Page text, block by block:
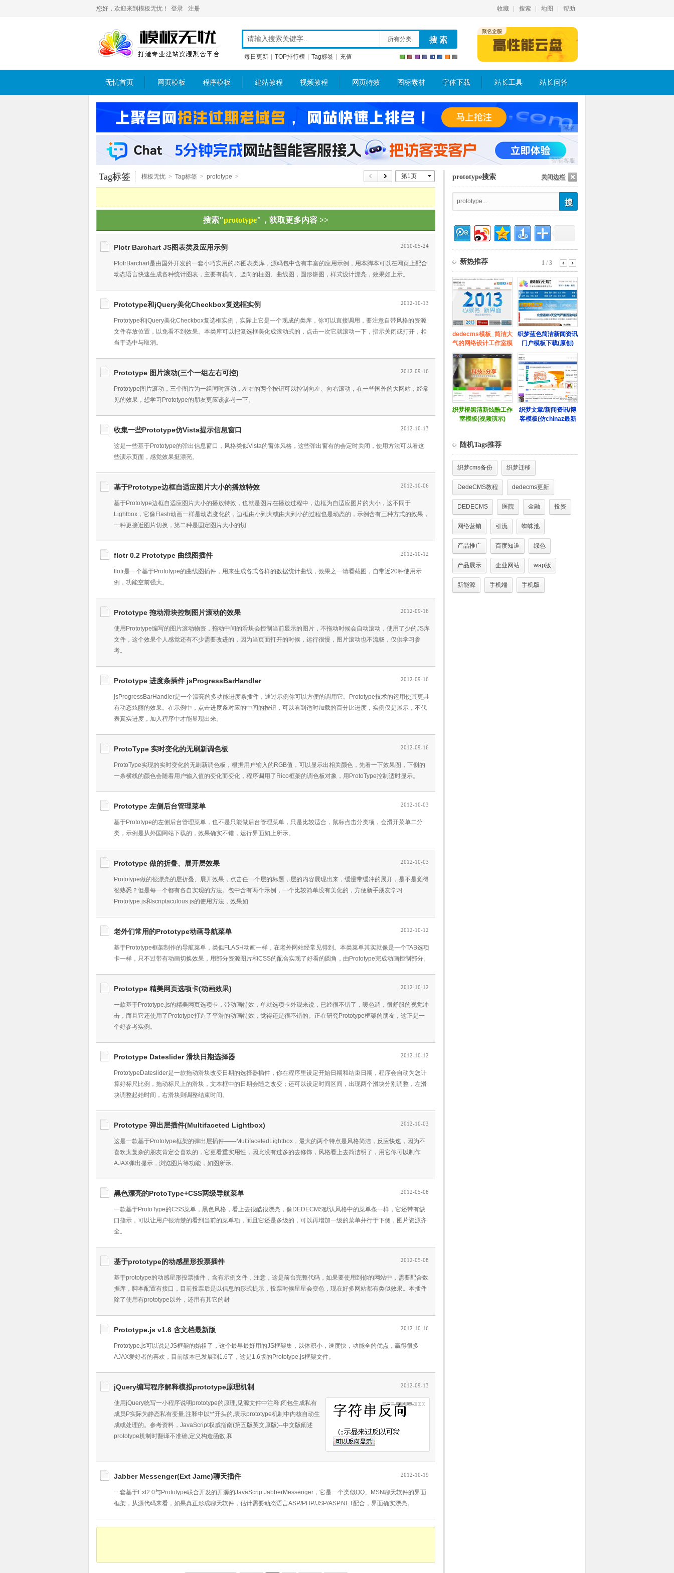
您好，欢迎来到模板无忧！ 登录 注册 收藏 搜索 地图 帮助
所有分类
每日更新 TOP排行榜 Tag标签 充值
无忧首页 网页模板 程序模板 建站教程 视频教程 网页特效 图标素材 字体下载 站长工具 站长问答
域名
智能客服
关闭边栏
Tag标签 模板无忧 > Tag标签 > prototype > 第1页
搜索"prototype"，获取更多内容 >>
Plotr Barchart JS图表类及应用示例 2010-05-24
PlotrBarchart是由国外开发的一套小巧实用的JS图表类库，源码包中含有丰富的应用示例，用本脚本可以在网页上配合
动态语言快速生成各种统计图表，主要有横向、竖向的柱图、曲线图，圆形饼图，样式设计漂亮，效果如上示。
Prototype和jQuery美化Checkbox复选框实例 2012-10-13
Prototype和jQuery美化Checkbox复选框实例，实际上它是一个现成的类库，你可以直接调用，要注意自带风格的资源
文件存放位置，以免看不到效果。本类库可以把复选框美化成滚动式的，点击一次它就滚动一下，指示关闭或打开，相
当于选中与取消。
Prototype 图片滚动(三个一组左右可控) 2012-09-16
Prototype图片滚动，三个图片为一组同时滚动，左右的两个按钮可以控制向左、向右滚动，在一些国外的大网站，经常
见的效果，想学习Prototype的朋友更应该参考一下。
收集一些Prototype仿Vista提示信息窗口 2012-10-13
这是一些基于Prototype的弹出信息窗口，风格类似Vista的窗体风格，这些弹出窗有的会定时关闭，使用方法可以看这
些演示页面，感觉效果挺漂亮。
基于Prototype边框自适应图片大小的播放特效 2012-10-06
基于Prototype边框自适应图片大小的播放特效，也就是图片在播放过程中，边框为自适应图片的大小，这不同于
Lightbox，它像Flash动画一样是动态变化的，边框由小到大或由大到小的过程也是动态的，示例含有三种方式的效果，
一种更接近图片切换，第二种是固定图片大小的切
flotr 0.2 Prototype 曲线图插件 2012-10-12
flotr是一个基于Prototype的曲线图插件，用来生成各式各样的数据统计曲线，效果之一请看截图，自带近20种使用示
例，功能空前强大。
Prototype 拖动滑块控制图片滚动的效果 2012-09-16
使用Prototype编写的图片滚动物资，拖动中间的滑块会控制当前显示的图片，不拖动时候会自动滚动，使用了少的JS库
文件，这个效果个人感觉还有不少需要改进的，因为当页面打开的时候，运行很慢，图片滚动也不流畅，仅供学习参
考。
Prototype 进度条插件 jsProgressBarHandler 2012-09-16
jsProgressBarHandler是一个漂亮的多功能进度条插件，通过示例你可以方便的调用它。Prototype技术的运用使其更具
有动态炫丽的效果。在示例中，点击进度条对应的中间的按钮，可以看到适时加载的百分比进度，实例仅是展示，不代
表真实进度，加入程序中才能显现出来。
ProtoType 实时变化的无刷新调色板 2012-09-16
ProtoType实现的实时变化的无刷新调色板，根据用户输入的RGB值，可以显示出相关颜色，先看一下效果图，下侧的
一条横线的颜色会随着用户输入值的变化而变化，程序调用了Rico框架的调色板对象，用ProtoType控制适时显示。
Prototype 左侧后台管理菜单 2012-10-03
基于Prototype的左侧后台管理菜单，也不是只能做后台管理菜单，只是比较适合，鼠标点击分类项，会滑开菜单二分
类，示例是从外国网站下载的，效果确实不错，运行界面如上所示。
Prototype 做的折叠、展开层效果 2012-10-03
Prototype做的很漂亮的层折叠、展开效果，点击任一个层的标题，层的内容展现出来，缓慢带缓冲的展开，是不是觉得
很熟悉？但是每一个都有各自实现的方法。包中含有两个示例，一个比较简单没有美化的，方便新手朋友学习
Prototype.js和scriptaculous.js的使用方法，效果如
老外们常用的Prototype动画导航菜单 2012-10-12
基于Prototype框架制作的导航菜单，类似FLASH动画一样，在老外网站经常见得到。本类菜单其实就像是一个TAB选项
卡一样，只不过带有动画切换效果，用部分资源图片和CSS的配合实现了好看的圆角，由Prototype完成动画控制部分。
Prototype 精美网页选项卡(动画效果) 2012-10-12
一款基于Prototype.js的精美网页选项卡，带动画特效，单就选项卡外观来说，已经很不错了，暖色调，很舒服的视觉冲
击，而且它还使用了Prototype打造了平滑的动画特效，觉得还是很不错的。正在研究Prototype框架的朋友，这正是一
个好参考实例。
Prototype Dateslider 滑块日期选择器 2012-10-12
PrototypeDateslider是一款拖动滑块改变日期的选择器插件，你在程序里设定开始日期和结束日期，程序会自动为您计
算好标尺比例，拖动标尺上的滑块，文本框中的日期会随之改变；还可以设定时间区间，出现两个滑块分别调整，左滑
块调整起始时间，右滑块则调整结束时间。
Prototype 弹出层插件(Multifaceted Lightbox) 2012-10-03
这是一款基于Prototype框架的弹出层插件——MultifacetedLightbox，最大的两个特点是风格简洁，反应快速，因为不
喜欢太复杂的朋友肯定会喜欢的，它更看重实用性，因此没有过多的去修饰，风格看上去简洁明了，用它你可以制作
AJAX弹出提示，浏览图片等功能，如图所示。
黑色漂亮的ProtoType+CSS两级导航菜单 2012-05-08
一款基于ProtoType的CSS菜单，黑色风格，看上去很酷很漂亮，像DEDECMS默认风格中的菜单条一样，它还带有缺
口指示，可以让用户很清楚的看到当前的菜单项，而且它还是多级的，可以再增加一级的菜单并行于下侧，图片资源齐
全。
基于prototype的动感星形投票插件 2012-05-08
基于prototype的动感星形投票插件，含有示例文件，注意，这是前台完整代码，如果要使用到你的网站中，需要配合数
据库，脚本配置有接口，目前投票后是以信息的形式提示，投票时候星星会变色，现在好多网站都有类似效果。本插件
除了使用有prototype以外，还用有其它的封
Prototype.js v1.6 含文档最新版 2012-10-16
Prototype.js可以说是JS框架的始祖了，这个最早最好用的JS框架集，以体积小，速度快，功能全的优点，赢得很多
AJAX爱好者的喜欢，目前版本已发展到1.6了，这是1.6版的Prototype.js框架文件。
jQuery编写程序解释模拟prototype原理机制 2012-09-13
使用jQuery统写一小程序说明prototype的原理,见源文件中注释,闭包生成私有
成员P实际为静态私有变量,注释中以**开头的,表示prototype机制中内核自动生
成或处理的。参考资料，JavaScript权威指南(第五版英文原版)--中文版阐述
prototype机制时翻译不准确,定义构造函数,和
Jabber Messenger(Ext Jame)聊天插件 2012-10-19
一套基于Ext2.0与Prototype联合开发的开源的JavaScriptJabberMessenger，它是一个类似QQ、MSN聊天软件的界面
框架，从源代码来看，如果真正形成聊天软件，估计需要动态语言ASP/PHP/JSP/ASP.NET配合，界面确实漂亮。
prototype搜索
随机Tags推荐
织梦cms备份 织梦迁移
DedeCMS教程 dedecms更新
DEDECMS 医院 金融 投资
网络营销 引流 蜘蛛池
产品推广 百度知道 绿色
产品展示 企业网站 wap版
新能源 手机端 手机版